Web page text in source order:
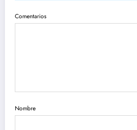
Comentarios
Nombre